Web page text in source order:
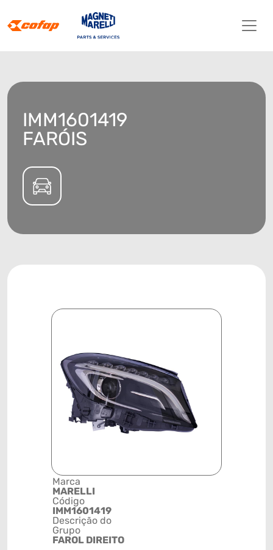
IMM1601419
FARÓIS
Marca
MARELLI
Código
IMM1601419
Descrição do
Grupo
FAROL DIREITO